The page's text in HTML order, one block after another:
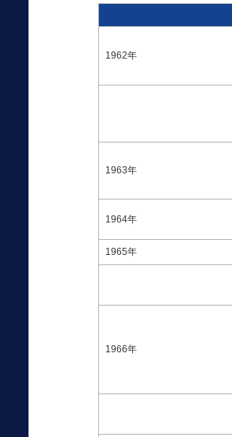
1962年
1963年
1964年
1965年
1966年